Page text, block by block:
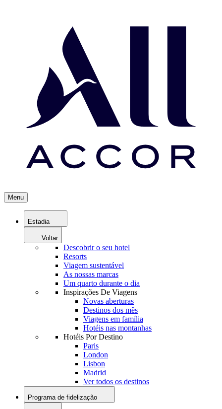
Menu
Estadia
Voltar
Descobrir o seu hotel
Resorts
Viagem sustentável
As nossas marcas
Um quarto durante o dia
Inspirações De Viagens
Novas aberturas
Destinos dos mês
Viagens em família
Hotéis nas montanhas
Hotéis Por Destino
Paris
London
Lisbon
Madrid
Ver todos os destinos
Programa de fidelização